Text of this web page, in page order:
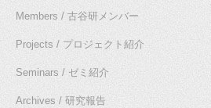
Members / 古谷研メンバー
Projects / プロジェクト紹介
Seminars / ゼミ紹介
Archives / 研究報告